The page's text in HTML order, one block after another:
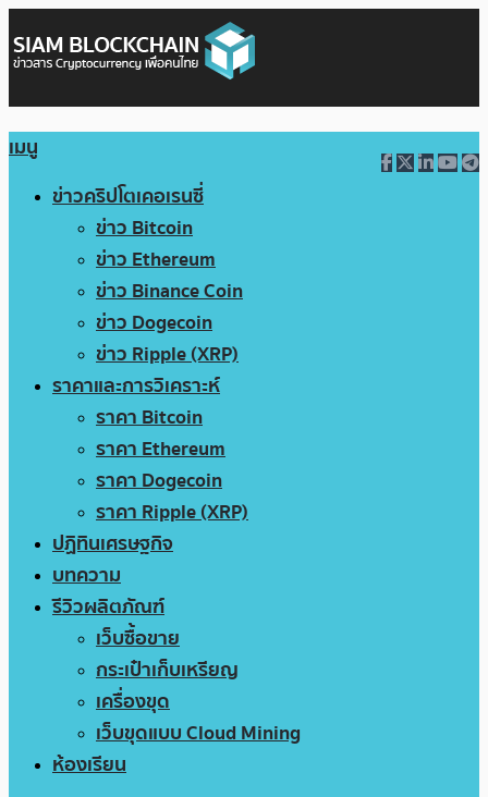
เมนู
ข่าวคริปโตเคอเรนซี่
ข่าว Bitcoin
ข่าว Ethereum
ข่าว Binance Coin
ข่าว Dogecoin
ข่าว Ripple (XRP)
ราคาและการวิเคราะห์
ราคา Bitcoin
ราคา Ethereum
ราคา Dogecoin
ราคา Ripple (XRP)
ปฏิทินเศรษฐกิจ
บทความ
รีวิวผลิตภัณฑ์
เว็บซื้อขาย
กระเป๋าเก็บเหรียญ
เครื่องขุด
เว็บขุดแบบ Cloud Mining
ห้องเรียน